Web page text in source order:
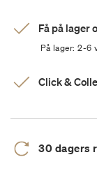
Få på lager
På lager: 2-6
Click &
30 dagers